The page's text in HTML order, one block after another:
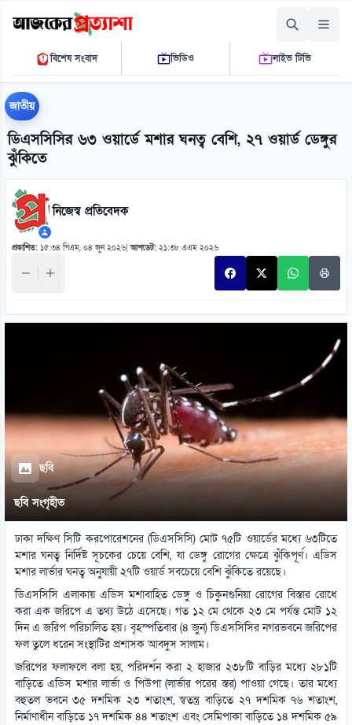
শুক্রবার, ০৭ আগস্ট ২০২৬
০৪ ০২ ১১ পি.এম.THE DAILY AJKER PROTTASHA
বিশেষ সংবাদ ভিডিও লাইভ টিভি
জাতীয়
ডিএসসিসির ৬৩ ওয়ার্ডে মশার ঘনত্ব বেশি, ২৭ ওয়ার্ড ডেঙ্গুর
ঝুঁকিতে
নিজেস্ব প্রতিবেদক
প্রকাশিত: ১৫:৩৪ পিএম, ০৪ জুন ২০২৬ |আপডেট: ২১:৩৮ এএম ২০২৬
ছবি
ছবি সংগৃহীত
ঢাকা দক্ষিণ সিটি করপোরেশনের (ডিএসসিসি) মোট ৭৫টি ওয়ার্ডের মধ্যে ৬৩টিতে
মশার ঘনত্ব নির্দিষ্ট সূচকের চেয়ে বেশি, যা ডেঙ্গু রোগের ক্ষেত্রে ঝুঁকিপূর্ণ। এডিস
মশার লার্ভার ঘনত্ব অনুযায়ী ২৭টি ওয়ার্ড সবচেয়ে বেশি ঝুঁকিতে রয়েছে।
ডিএসসিসি এলাকায় এডিস মশাবাহিত ডেঙ্গু ও চিকুনগুনিয়া রোগের বিস্তার রোধে
করা এক জরিপে এ তথ্য উঠে এসেছে। গত ১২ মে থেকে ২৩ মে পর্যন্ত মোট ১২
দিন এ জরিপ পরিচালিত হয়। বৃহস্পতিবার (৪ জুন) ডিএসসিসির নগরভবনে জরিপের
ফল তুলে ধরেন সংস্থাটির প্রশাসক আবদুস সালাম।
জরিপের ফলাফলে বলা হয়, পরিদর্শন করা ২ হাজার ২৩৮টি বাড়ির মধ্যে ২৮১টি
বাড়িতে এডিস মশার লার্ভা ও পিউপা (লার্ভার পরের স্তর) পাওয়া গেছে। তার মধ্যে
বহুতল ভবনে ৩৫ দশমিক ২৩ শতাংশ, স্বতন্ত্র বাড়িতে ২৭ দশমিক ৭৬ শতাংশ,
নির্মাণাধীন বাড়িতে ১৭ দশমিক ৪৪ শতাংশ এবং সেমিপাকা বাড়িতে ১৪ দশমিক ৫৯